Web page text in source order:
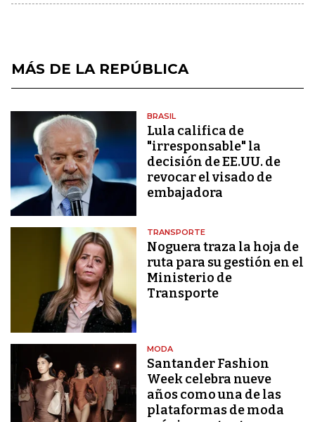
MÁS DE LA REPÚBLICA
BRASIL
Lula califica de
"irresponsable" la
decisión de EE.UU. de
revocar el visado de
embajadora
TRANSPORTE
Noguera traza la hoja de
ruta para su gestión en el
Ministerio de
Transporte
MODA
Santander Fashion
Week celebra nueve
años como una de las
plataformas de moda